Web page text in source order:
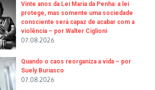
Vinte anos da Lei Maria da Penha: a lei
protege, mas somente uma sociedade
consciente será capaz de acabar com a
violência – por Walter Ciglioni
07.08.2026
Quando o caos reorganiza a vida – por
Suely Buriasco
07.08.2026